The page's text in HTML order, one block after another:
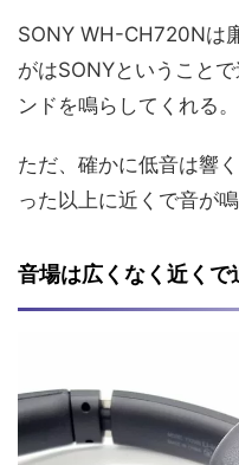
SONY WH-CH720Nは
がはSONYということ
ンドを鳴らしてくれる。
ただ、確かに低音は響
った以上に近くで音が
音場は広くなく近くで